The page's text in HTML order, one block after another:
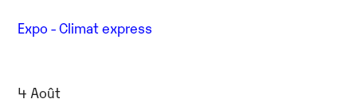
Expo - Climat express
4 Août